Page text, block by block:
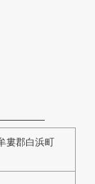
婁郡白浜町